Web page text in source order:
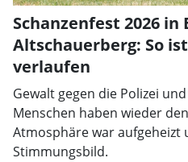
Schanzenfest 2026
Altschauerberg: So
verlaufen
Gewalt gegen die Polizei
Menschen haben wieder
Atmosphäre war aufgeheizt
Stimmungsbild.